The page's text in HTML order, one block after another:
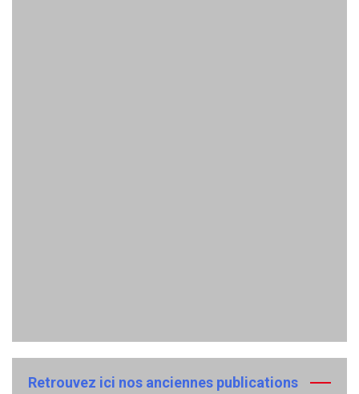
Retrouvez ici nos anciennes publications